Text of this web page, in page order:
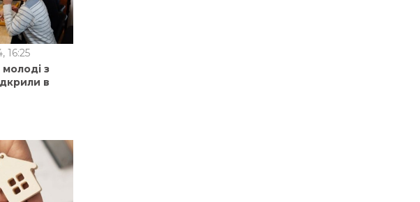
16:25
з
в